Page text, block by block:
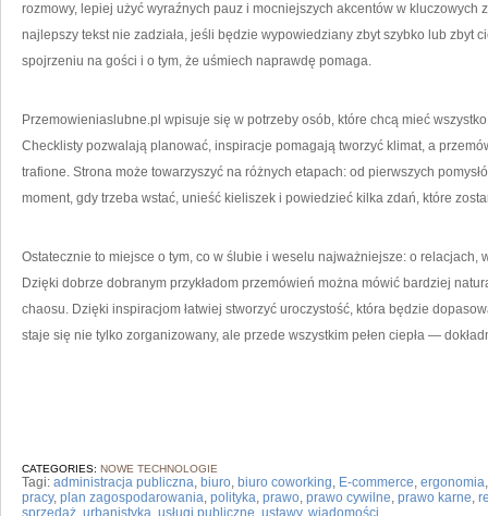
rozmowy, lepiej użyć wyraźnych pauz i mocniejszych akcentów w kluczowych
najlepszy tekst nie zadziała, jeśli będzie wypowiedziany zbyt szybko lub zbyt
spojrzeniu na gości i o tym, że uśmiech naprawdę pomaga.
Przemowieniaslubne.pl wpisuje się w potrzeby osób, które chcą mieć
Checklisty pozwalają planować, inspiracje pomagają tworzyć klimat, a
trafione. Strona może towarzyszyć na różnych etapach: od pierwszych
moment, gdy trzeba wstać, unieść kieliszek i powiedzieć kilka zdań, które
Ostatecznie to miejsce o tym, co w ślubie i weselu najważniejsze: o
Dzięki dobrze dobranym przykładom przemówień można mówić bardziej
chaosu. Dzięki inspiracjom łatwiej stworzyć uroczystość, która będzie
staje się nie tylko zorganizowany, ale przede wszystkim pełen ciepła —
CATEGORIES: NOWE TECHNOLOGIE
Tagi: administracja publiczna, biuro, biuro coworking, E-commerce, ergonomia
pracy, plan zagospodarowania, polityka, prawo, prawo cywilne, prawo karne,
sprzedaż, urbanistyka, usługi publiczne, ustawy, wiadomości